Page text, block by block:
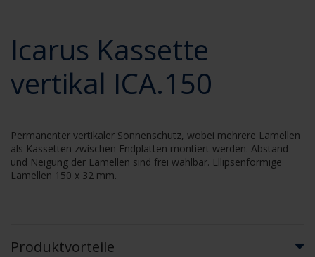
Icarus Kassette
vertikal ICA.150
Permanenter vertikaler Sonnenschutz, wobei mehrere Lamellen
als Kassetten zwischen Endplatten montiert werden. Abstand
und Neigung der Lamellen sind frei wählbar. Ellipsenförmige
Lamellen 150 x 32 mm.
Produktvorteile